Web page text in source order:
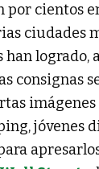
por cientos
ciudades
han logrado,
consignas
imágenes
jóvenes